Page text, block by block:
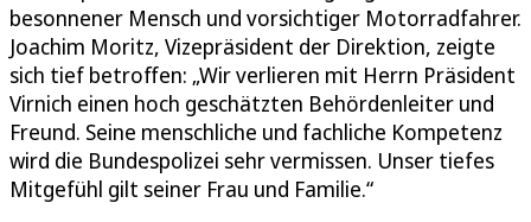
besonnener Mensch und vorsichtiger Motorradfahrer.
Joachim Moritz, Vizepräsident der Direktion, zeigte
sich tief betroffen: „Wir verlieren mit Herrn Präsident
Virnich einen hoch geschätzten Behördenleiter und
Freund. Seine menschliche und fachliche Kompetenz
wird die Bundespolizei sehr vermissen. Unser tiefes
Mitgefühl gilt seiner Frau und Familie.“